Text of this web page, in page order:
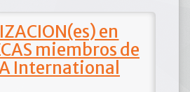
en
miembros de
International